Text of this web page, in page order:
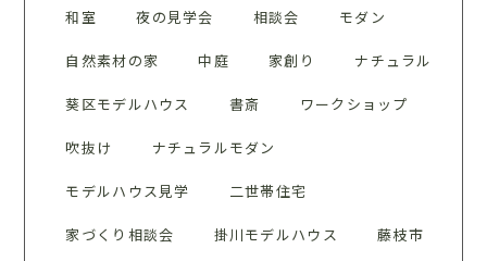
和室 夜の見学会 相談会 モダン
自然素材の家 中庭 家創り ナチュラル
葵区モデルハウス 書斎 ワークショップ
吹抜け ナチュラルモダン
モデルハウス見学 二世帯住宅
家づくり相談会 掛川モデルハウス 藤枝市